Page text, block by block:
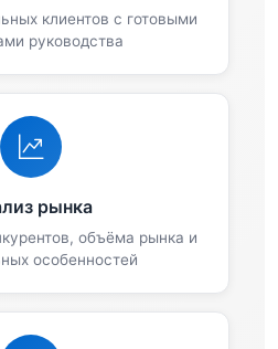
клиентов с готовыми
руководства
рынка
объёма рынка и
особенностей